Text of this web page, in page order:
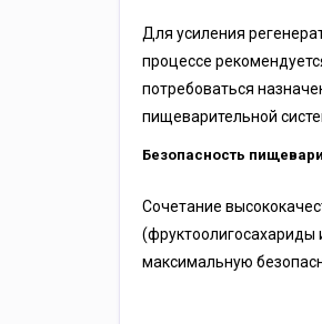
Для усиления
процессе
потребоваться
пищеварительной
Безопасность
Сочетание
(фруктоолигосахариды
максимальную